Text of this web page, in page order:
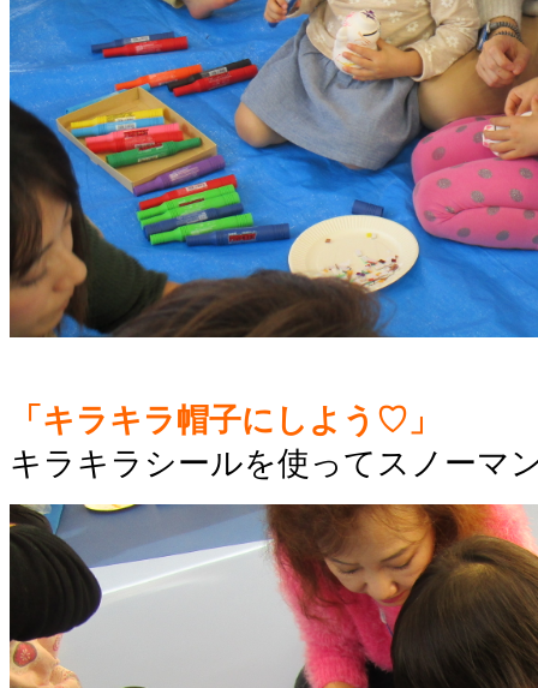
「 キラキラ帽子にしよう♡」
キラキラシールを使ってスノーマ